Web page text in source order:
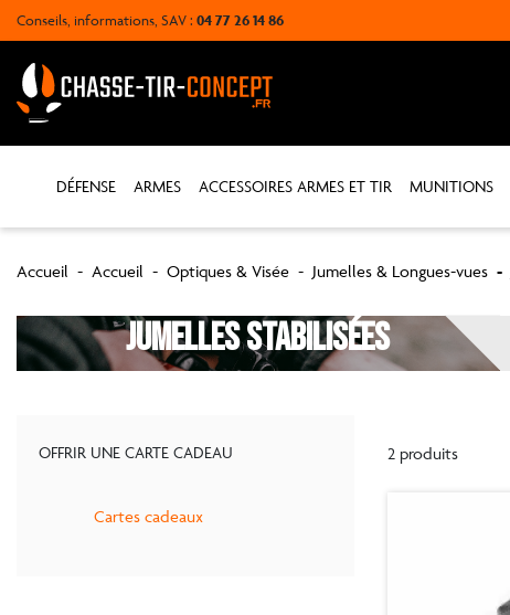
Conseils, informations, SAV : 04 77 26 14 86
DÉFENSE ARMES ACCESSOIRES ARMES ET TIR MUNITIONS
Accueil Accueil Optiques & Visée Jumelles & Longues-vues
Jumelles stabilisées
OFFRIR UNE CARTE CADEAU
Cartes cadeaux
2 produits